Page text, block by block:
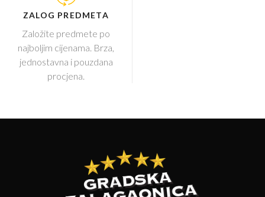
ZALOG PREDMETA
Založite predmete po
najboljim cijenama. Brza,
jednostavna i pouzdana
procjena.